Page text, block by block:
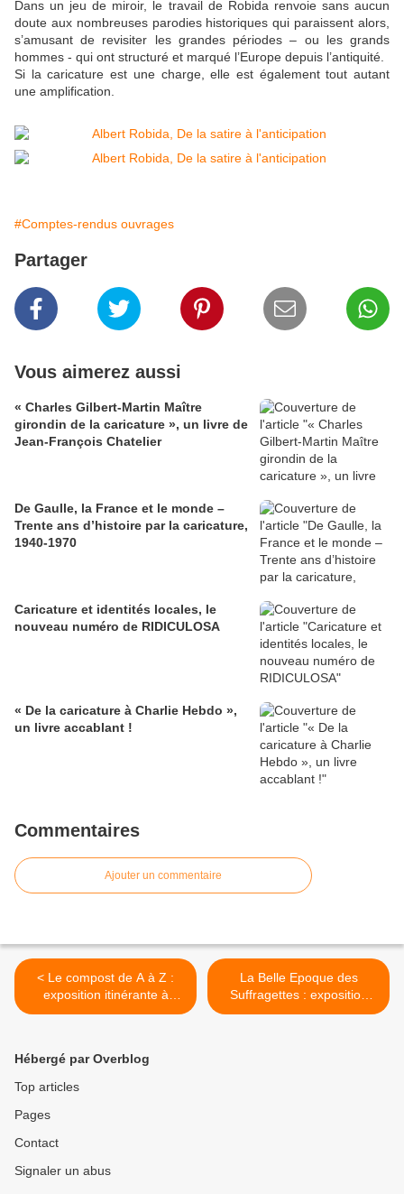
Dans un jeu de miroir, le travail de Robida renvoie sans aucun
doute aux nombreuses parodies historiques qui paraissent alors,
s’amusant de revisiter les grandes périodes – ou les grands
hommes - qui ont structuré et marqué l’Europe depuis l’antiquité.
Si la caricature est une charge, elle est également tout autant
une amplification.
#Comptes-rendus ouvrages
Partager
Vous aimerez aussi
« Charles Gilbert-Martin Maître
girondin de la caricature », un livre de
Jean-François Chatelier
De Gaulle, la France et le monde –
Trente ans d’histoire par la caricature,
1940-1970
Caricature et identités locales, le
nouveau numéro de RIDICULOSA
« De la caricature à Charlie Hebdo »,
un livre accablant !
Commentaires
Ajouter un commentaire
< Le compost de A à Z :
exposition itinérante à
imprimer
La Belle Epoque des
Suffragettes : exposition
itinérante à louer/imprimer
Hébergé par Overblog
Top articles
Pages
Contact
Signaler un abus